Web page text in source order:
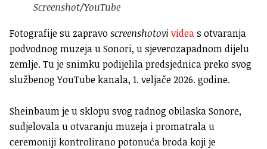
Screenshot/YouTube
Fotografije su zapravoscreenshotovi videas otvaranja
podvodnog muzeja uSonori, u sjeverozapadnom dijelu
zemlje. Tu je snimku podijelila predsjednica preko svog
službenog YouTube kanala, 1. veljače 2026. godine.
Sheinbaum je u sklopu svog radnog obilaska Sonore,
sudjelovala u otvaranju muzeja i promatrala u
ceremoniji kontrolirano potonuća broda koji je